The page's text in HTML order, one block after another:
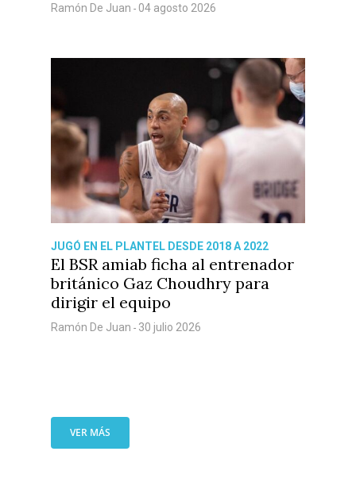
Ramón De Juan - 04 agosto 2026
JUGÓ EN EL PLANTEL DESDE 2018 A 2022
El BSR amiab ficha al entrenador
británico Gaz Choudhry para
dirigir el equipo
Ramón De Juan - 30 julio 2026
VER MÁS